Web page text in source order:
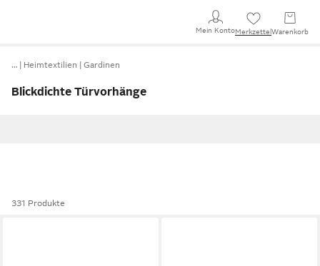
Mein KontoMerkzettel Warenkorb
… Heimtextilien Gardinen
Blickdichte Türvorhänge
331 Produkte